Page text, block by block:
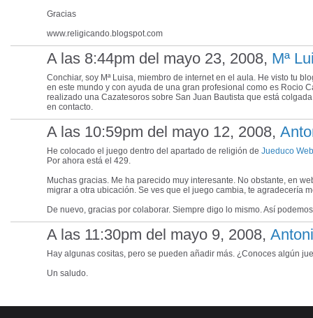
Gracias
www.religicando.blogspot.com
A las 8:44pm del mayo 23, 2008, Mª
Conchiar, soy Mª Luisa, miembro de internet en el aula. He visto tu
en este mundo y con ayuda de una gran profesional como es Rocio
realizado una Cazatesoros sobre San Juan Bautista que está
en contacto.
A las 10:59pm del mayo 12, 2008,
He colocado el juego dentro del apartado de religión de Jueduco Web
Por ahora está el 429.
Muchas gracias. Me ha parecido muy interesante. No obstante, en
migrar a otra ubicación. Se ves que el juego cambia, te agradecería
De nuevo, gracias por colaborar. Siempre digo lo mismo. Así
A las 11:30pm del mayo 9, 2008,
Hay algunas cositas, pero se pueden añadir más. ¿Conoces algún
Un saludo.